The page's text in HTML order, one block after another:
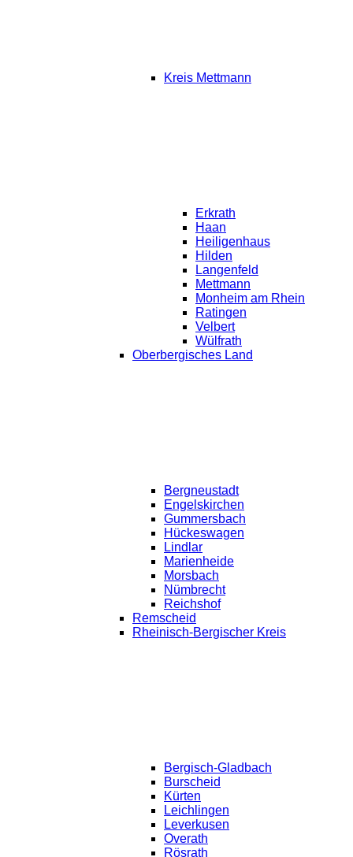
Kreis Mettmann
Erkrath
Haan
Heiligenhaus
Hilden
Langenfeld
Mettmann
Monheim am Rhein
Ratingen
Velbert
Wülfrath
Oberbergisches Land
Bergneustadt
Engelskirchen
Gummersbach
Hückeswagen
Lindlar
Marienheide
Morsbach
Nümbrecht
Reichshof
Remscheid
Rheinisch-Bergischer Kreis
Bergisch-Gladbach
Burscheid
Kürten
Leichlingen
Leverkusen
Overath
Rösrath